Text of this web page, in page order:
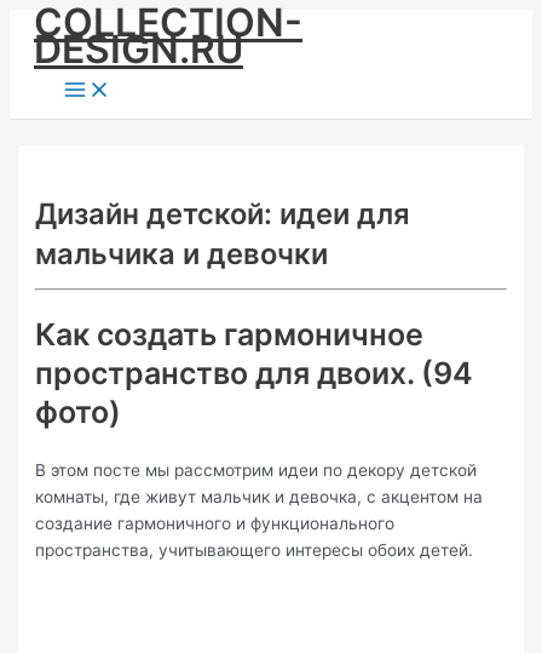
Skip
content
COLLECTION-
DESIGN.RU
Main
Menu
Дизайн детской: идеи для
мальчика и девочки
Как создать гармоничное
пространство для двоих. (94
фото)
В этом посте мы рассмотрим идеи по декору детской
комнаты, где живут мальчик и девочка, с акцентом на
создание гармоничного и функционального
пространства, учитывающего интересы обоих детей.